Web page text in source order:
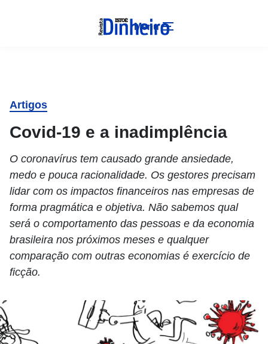
Menu
Artigos
Covid-19 e a inadimplência
O coronavírus tem causado grande ansiedade,
medo e pouca racionalidade. Os gestores precisam
lidar com os impactos financeiros nas empresas de
forma pragmática e objetiva. Não sabemos qual
será o comportamento das pessoas e da economia
brasileira nos próximos meses e qualquer
comparação com outras economias é exercício de
ficção.